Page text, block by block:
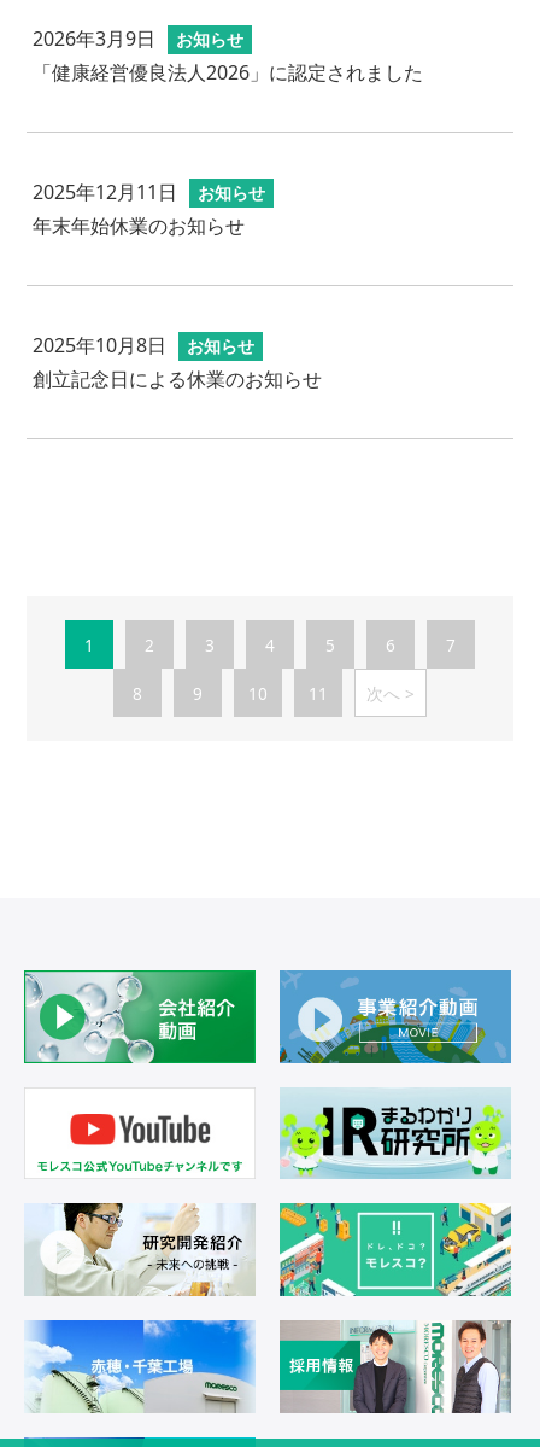
2026年3月9日 お知らせ
「健康経営優良法人2026」に認定されました
2025年12月11日 お知らせ
年末年始休業のお知らせ
2025年10月8日 お知らせ
創立記念日による休業のお知らせ
1 2 3 4 5 6 7
8 9 10 11 次へ